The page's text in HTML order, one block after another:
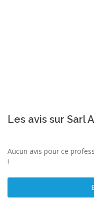
Les avis sur Sarl
Aucun avis pour ce
!